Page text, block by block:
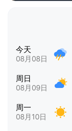
今天
08月08日
周日
08月09日
周一
08月10日